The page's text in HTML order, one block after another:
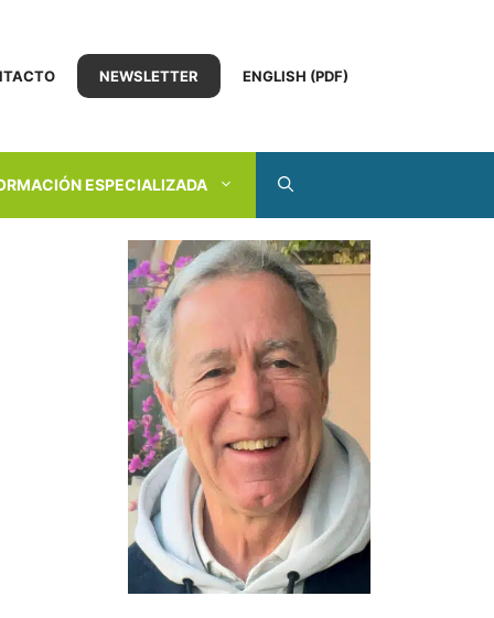
NEWSLETTER ENGLISH (PDF)
ESPECIALIZADA